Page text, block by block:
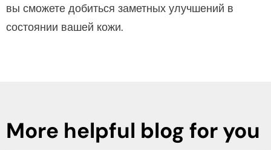
вы сможете добиться заметных улучшений в
состоянии вашей кожи.
More helpful blog for you